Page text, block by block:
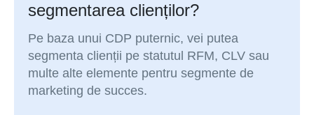
segmentarea clienților?
Pe baza unui CDP puternic, vei putea
segmenta clienții pe statutul RFM, CLV sau
multe alte elemente pentru segmente de
marketing de succes.